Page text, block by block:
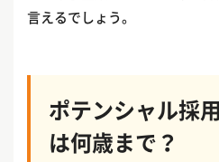
言えるでしょう。
ポテンシャル採
は何歳まで？